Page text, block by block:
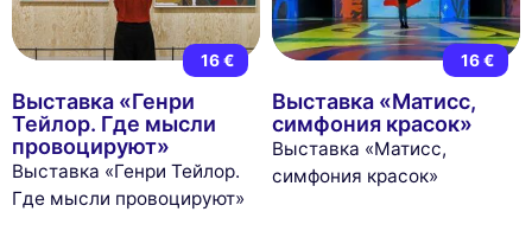
16 €
Выставка «Генри
Тейлор. Где мысли
провоцируют»
Выставка «Генри Тейлор.
Где мысли провоцируют»
16 €
Выставка «Матисс,
симфония красок»
Выставка «Матисс,
симфония красок»